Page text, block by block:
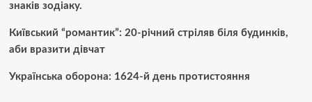
знаків зодіаку.
Київський “романтик”: 20-річний стріляв біля будинків,
аби вразити дівчат
Українська оборона: 1624-й день протистояння